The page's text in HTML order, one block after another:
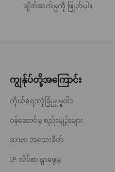
ချိတ်ဆက်မှုကို ဖြုတ်ပါ။
ကျွန်ုပ်တို့အကြောင်း
ကိုယ်ရေးလုံခြုံမှု မူဝါဒ
ဝန်ဆောင်မှု စည်းမျဉ်းများ
ဆာဗာ အသေးစိတ်
IP လိပ်စာ ရှာဖွေမှု